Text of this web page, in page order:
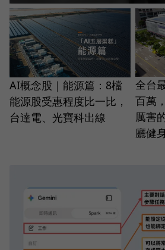
AI概念股｜能源篇：8檔
能源股受惠程度比一比，
台達電、光寶科出線
全台
百萬
厲害
廳健